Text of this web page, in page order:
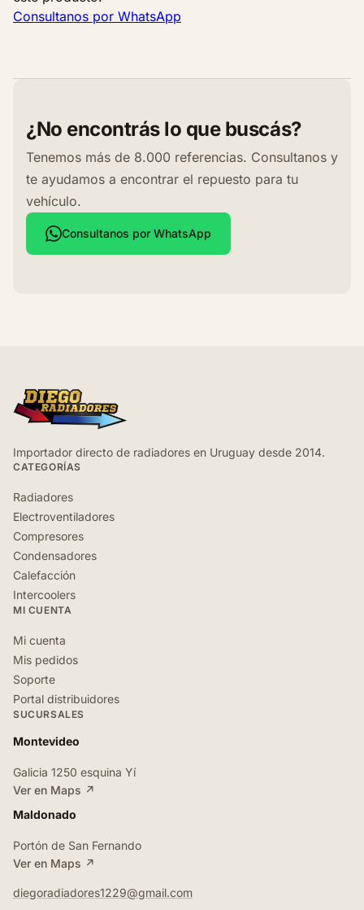
Consultanos por WhatsApp
¿No encontrás lo que buscás?
Tenemos más de 8.000 referencias. Consultanos y
te ayudamos a encontrar el repuesto para tu
vehículo.
Consultanos por WhatsApp
Importador directo de radiadores en Uruguay desde 2014.
CATEGORÍAS
Radiadores
Electroventiladores
Compresores
Condensadores
Calefacción
Intercoolers
MI CUENTA
Mi cuenta
Mis pedidos
Soporte
Portal distribuidores
SUCURSALES
Montevideo
Galicia 1250 esquina Yí
Ver en Maps ↗
Maldonado
Portón de San Fernando
Ver en Maps ↗
diegoradiadores1229@gmail.com